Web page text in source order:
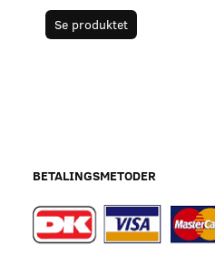
Se produktet
BETALINGSMETODER